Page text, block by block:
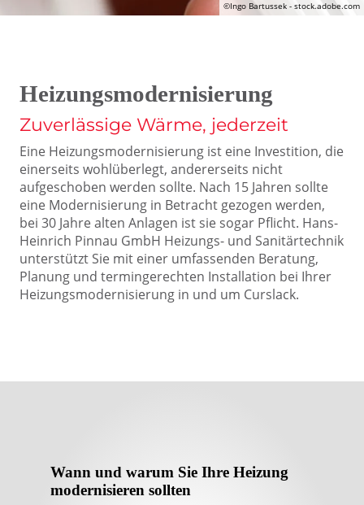
©Ingo Bartussek - stock.adobe.com
Heizungsmodernisierung
Zuverlässige Wärme, jederzeit
Eine Heizungsmodernisierung ist eine Investition, die
einerseits wohlüberlegt, andererseits nicht
aufgeschoben werden sollte. Nach 15 Jahren sollte
eine Modernisierung in Betracht gezogen werden,
bei 30 Jahre alten Anlagen ist sie sogar Pflicht. Hans-
Heinrich Pinnau GmbH Heizungs- und Sanitärtechnik
unterstützt Sie mit einer umfassenden Beratung,
Planung und termingerechten Installation bei Ihrer
Heizungsmodernisierung in und um Curslack.
Wann und warum Sie Ihre Heizung
modernisieren sollten